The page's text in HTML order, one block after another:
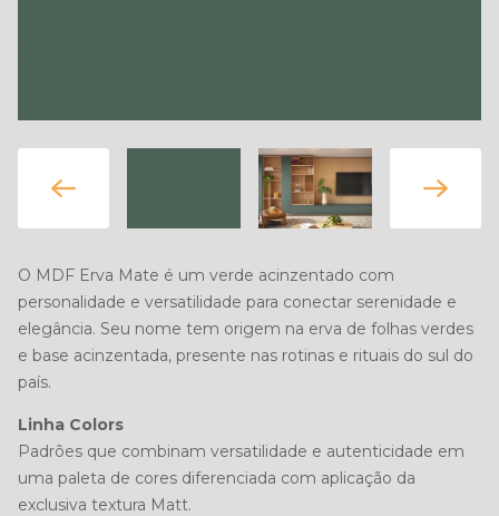
O MDF Erva Mate é um verde acinzentado com
personalidade e versatilidade para conectar serenidade e
elegância. Seu nome tem origem na erva de folhas verdes
e base acinzentada, presente nas rotinas e rituais do sul do
país.
Linha Colors
Padrões que combinam versatilidade e autenticidade em
uma paleta de cores diferenciada com aplicação da
exclusiva textura Matt.